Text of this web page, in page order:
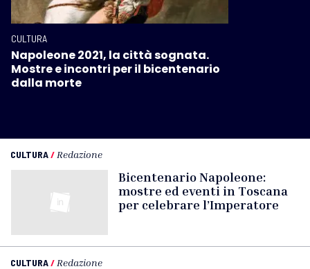
CULTURA
Napoleone 2021, la città sognata.
Mostre e incontri per il bicentenario
dalla morte
CULTURA/ Redazione
Bicentenario Napoleone:
mostre ed eventi in Toscana
per celebrare l’Imperatore
CULTURA/ Redazione